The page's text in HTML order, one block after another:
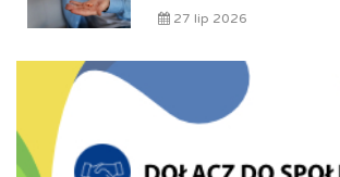
27 lip 2026